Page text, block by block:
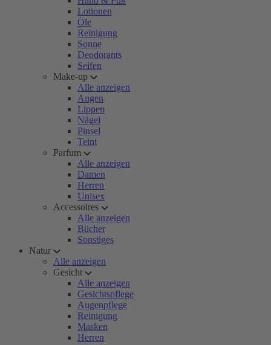
Lotionen
Öle
Reinigung
Sonne
Deodorants
Seifen
Make-up
Alle anzeigen
Augen
Lippen
Nägel
Pinsel
Teint
Parfum
Alle anzeigen
Damen
Herren
Unisex
Accessoires
Alle anzeigen
Bücher
Sonstiges
Natur
Alle anzeigen
Gesicht
Alle anzeigen
Gesichtspflege
Augenpflege
Reinigung
Masken
Herren